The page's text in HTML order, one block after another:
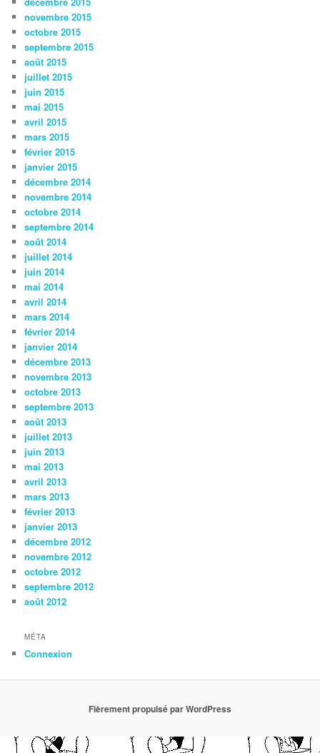
novembre 2015
octobre 2015
septembre 2015
août 2015
juillet 2015
juin 2015
mai 2015
avril 2015
mars 2015
février 2015
janvier 2015
décembre 2014
novembre 2014
octobre 2014
septembre 2014
août 2014
juillet 2014
juin 2014
mai 2014
avril 2014
mars 2014
février 2014
janvier 2014
décembre 2013
novembre 2013
octobre 2013
septembre 2013
août 2013
juillet 2013
juin 2013
mai 2013
avril 2013
mars 2013
février 2013
janvier 2013
décembre 2012
novembre 2012
octobre 2012
septembre 2012
août 2012
MÉTA
Connexion
Fièrement propulsé par WordPress